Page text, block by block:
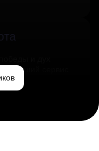
лучший сервис